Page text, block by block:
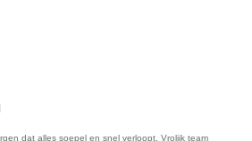
dat alles soepel en snel verloopt. Vrolijk team